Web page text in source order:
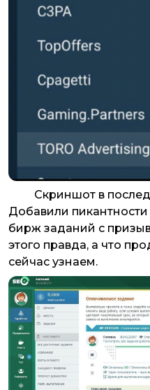
Скриншот в
Добавили
бирж заданий с
этого правда, а что
сейчас узнаем.